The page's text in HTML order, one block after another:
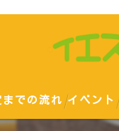
での流れ イベント